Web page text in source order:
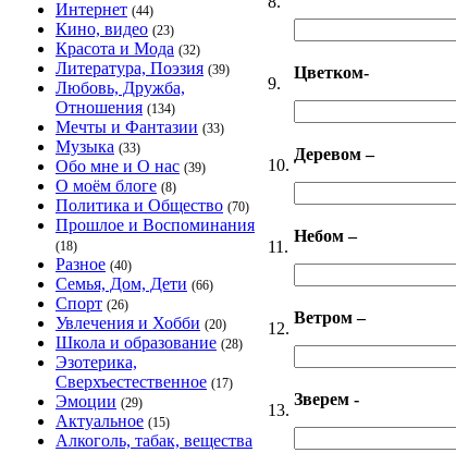
Интернет (44)
Кино, видео (23)
Красота и Мода (32)
Литература, Поэзия (39)
Любовь, Дружба,
Отношения (134)
Мечты и Фантазии (33)
Музыка (33)
Обо мне и О нас (39)
О моём блоге (8)
Политика и Общество (70)
Прошлое и Воспоминания
(18)
Разное (40)
Семья, Дом, Дети (66)
Спорт (26)
Увлечения и Хобби (20)
Школа и образование (28)
Эзотерика,
Сверхъестественное (17)
Эмоции (29)
Актуальное (15)
Алкоголь, табак, вещества
9.
Цветком-
10.
Деревом –
11.
Небом –
12.
Ветром –
13.
Зверем -